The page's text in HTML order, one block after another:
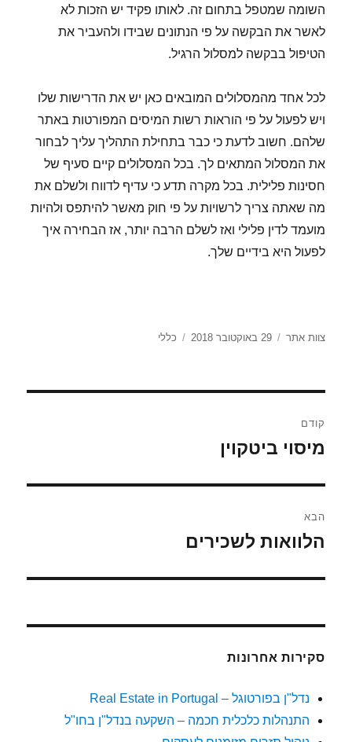
השומה שמטפל בתחום זה. לאותו פקיד יש הזכות לא
לאשר את הבקשה על פי הנתונים שבידו ולהעביר את
הטיפול בבקשה למסלול הרגיל.
לכל אחד מהמסלולים המובאים כאן יש את הדרישות שלו
ויש לפעול על פי הוראות רשות המיסים המפורטות באתר
שלהם. חשוב לדעת כי כבר בתחילת התהליך עליך לבחור
את המסלול המתאים לך. בכל המסלולים קיים סעיף של
חסינות פלילית. בכל מקרה תדע כי עדיף לדווח ולשלם את
מה שאתה צריך לרשויות על פי חוק מאשר להיתפס ולהיות
מועמד לדין פלילי ואז לשלם הרבה יותר, אז הבחירה איך
לפעול היא בידיים שלך.
מחבר
צוות אתר
פורסם
29 באוקטובר 2018 קטגוריות
כללי
קודם
הפוסט
מיסוי ביטקוין
הבא
הפוסט
הלוואות לשכירים
סקירות אחרונות
נדל"ן בפורטוגל – Real Estate in Portugal
התנהלות כלכלית חכמה – השקעה בנדל"ן בחו"ל